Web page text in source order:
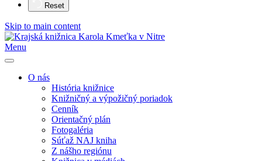
Reset
Skip to main content
Menu
O nás
História knižnice
Knižničný a výpožičný poriadok
Cenník
Orientačný plán
Fotogaléria
Súťaž NAJ kniha
Z nášho regiónu